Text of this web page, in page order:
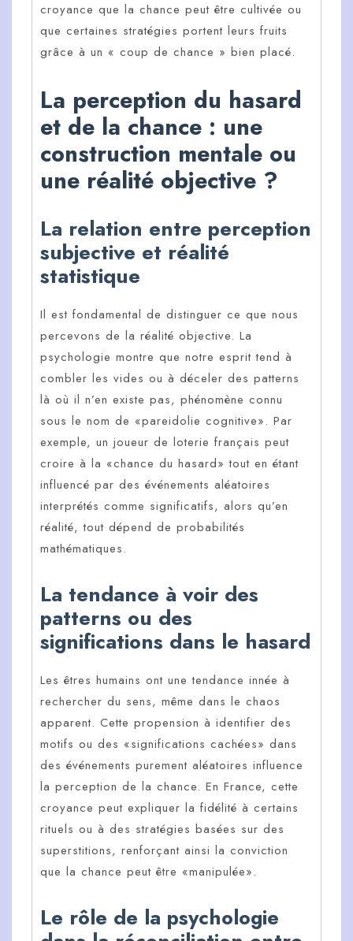
croyance que la chance peut être cultivée ou
que certaines stratégies portent leurs fruits
grâce à un « coup de chance » bien placé.
La perception du hasard
et de la chance : une
construction mentale ou
une réalité objective ?
La relation entre perception
subjective et réalité
statistique
Il est fondamental de distinguer ce que nous
percevons de la réalité objective. La
psychologie montre que notre esprit tend à
combler les vides ou à déceler des patterns
là où il n’en existe pas, phénomène connu
sous le nom de «pareidolie cognitive». Par
exemple, un joueur de loterie français peut
croire à la «chance du hasard» tout en étant
influencé par des événements aléatoires
interprétés comme significatifs, alors qu’en
réalité, tout dépend de probabilités
mathématiques.
La tendance à voir des
patterns ou des
significations dans le hasard
Les êtres humains ont une tendance innée à
rechercher du sens, même dans le chaos
apparent. Cette propension à identifier des
motifs ou des «significations cachées» dans
des événements purement aléatoires influence
la perception de la chance. En France, cette
croyance peut expliquer la fidélité à certains
rituels ou à des stratégies basées sur des
superstitions, renforçant ainsi la conviction
que la chance peut être «manipulée».
Le rôle de la psychologie